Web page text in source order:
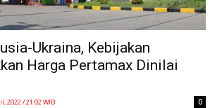
Ukraina, Kebijakan
Harga Pertamax Dinilai
2022 / 21:02 WIB 0